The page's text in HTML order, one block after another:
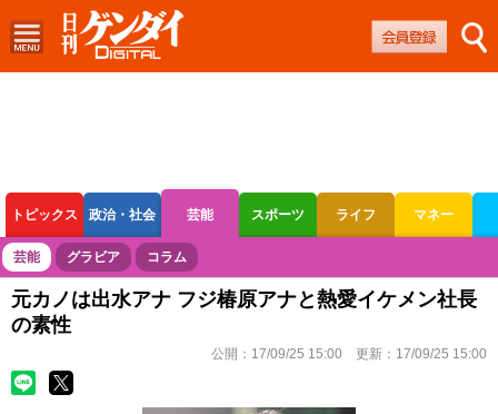
トピックス 政治・社会 芸能 スポーツ ライフ マネー
ボートレース 競輪 オートレース
芸能 グラビア コラム
元カノは出水アナ フジ椿原アナと熱愛イケメン社長
の素性
公開： 17/09/25 15:00 更新： 17/09/25 15:00